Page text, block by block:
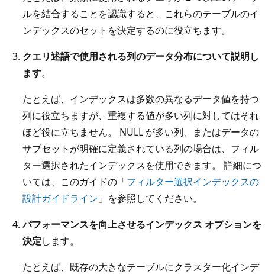
ルを結合することを認識すると、これらのテーブルのイ
ンデックスのセットを決定するのに役立ちます。
クエリ述語で使用される列のデータ分布について説明し
ます。
たとえば、インデックスは多数の異なるデータ値を持つ
列に役立ちますが、重複する値が多い列に対してはそれ
ほど役に立ちません。 NULL が多い列、またはデータの
サブセットが明確に定義されている列の場合は、フィル
ター選択されたインデックスを使用できます。 詳細につ
いては、このガイドの「フィルター選択インデックスの
設計ガイドライン 」を参照してください。
パフォーマンスを向上させるインデックス オプションを
決定します。
たとえば、既存の大きなテーブルにクラスター化インデ